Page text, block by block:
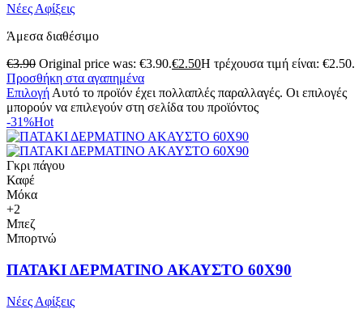
Νέες Αφίξεις
Άμεσα διαθέσιμο
€3.90 Original price was: €3.90.€2.50Η τρέχουσα τιμή είναι: €2.50.
Προσθήκη στα αγαπημένα
Επιλογή Αυτό το προϊόν έχει πολλαπλές παραλλαγές. Οι επιλογές
μπορούν να επιλεγούν στη σελίδα του προϊόντος
-31%Hot
Γκρι πάγου
Καφέ
Μόκα
+2
Μπεζ
Μπορτνώ
ΠΑΤΑΚΙ ΔΕΡΜΑΤΙΝΟ ΑΚΑΥΣΤΟ 60Χ90
Νέες Αφίξεις